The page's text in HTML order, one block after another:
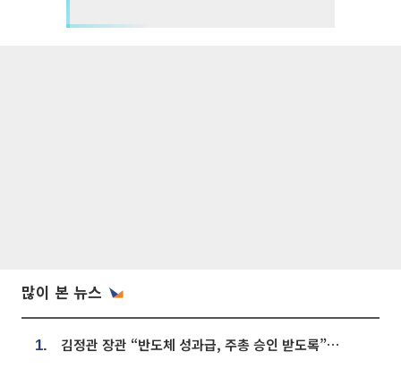
많이 본 뉴스
1. 김정관 장관 “반도체 성과급, 주총 승인 받도록”…상법·자본시장법 개정 시사